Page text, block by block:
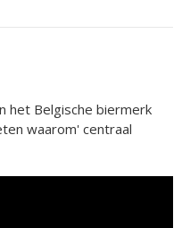
het Belgische biermerk
waarom' centraal